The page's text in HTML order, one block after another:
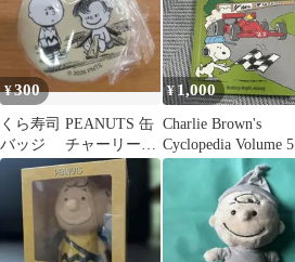
¥300
くら寿司 PEANUTS 缶
バッジ チャーリーブ
ラウン＆ライナス・バ
ンプルト
¥1,000
Charlie Brown's
Cyclopedia Volume 5